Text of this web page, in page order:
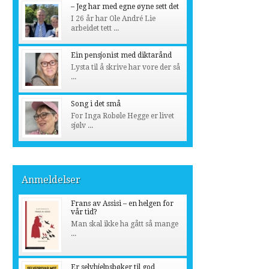
– Jeg har med egne øyne sett det
I 26 år har Ole André Lie
arbeidet tett ...
Ein pensjonist med diktarånd
Lysta til å skrive har vore der så
...
Song i det små
For Inga Robøle Hegge er livet
sjølv ...
Anmeldelser
Frans av Assisi – en helgen for
vår tid?
Man skal ikke ha gått så mange
...
Er selvhjelpsbøker til god